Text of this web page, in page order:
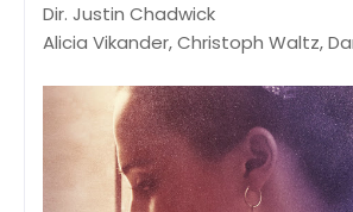
Dir. Justin Chadwick
Alicia Vikander, Christoph Waltz,